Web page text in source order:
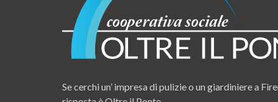
Se cerchi un’ impresa di pulizie o un giardiniere a